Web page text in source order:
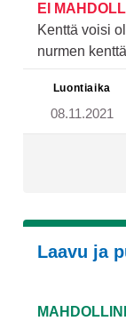
EI
Kenttä voisi
nurmen
Luontiaika
08.11.2021
Laavu ja